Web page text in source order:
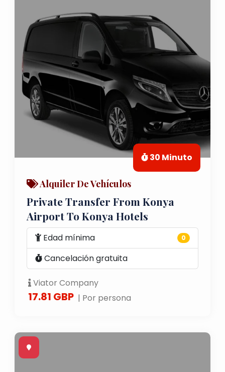
30 Minuto
Alquiler De Vehículos
Private Transfer From Konya
Airport To Konya Hotels
Edad mínima 0
Cancelación gratuita
Viator Company
17.81 GBP | Por persona